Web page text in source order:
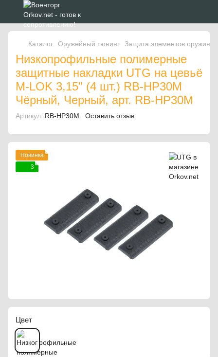
Каталог Оружейный тюнинг Защита элементов оружия
Низкопрофильные полимерные
защитные накладки UTG на цевьё
M-LOK 3,15" (4 шт.) RB-HP30M
Чёрный, Черный, арт. RB-HP30M
Артикул: RB-HP30M Оставить отзыв
Новинка
3
Цвет